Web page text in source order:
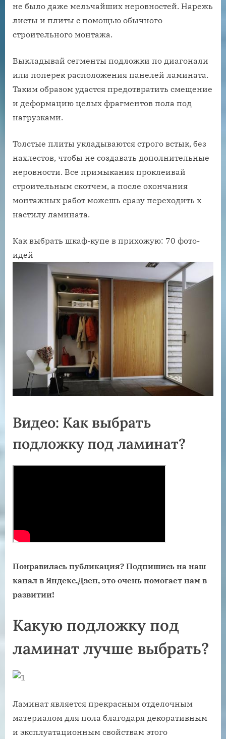
не было даже мельчайших неровностей. Нарежь
листы и плиты с помощью обычного
строительного монтажа.
Выкладывай сегменты подложки по диагонали
или поперек расположения панелей ламината.
Таким образом удастся предотвратить смещение
и деформацию целых фрагментов пола под
нагрузками.
Толстые плиты укладываются строго встык, без
нахлестов, чтобы не создавать дополнительные
неровности. Все примыкания проклеивай
строительным скотчем, а после окончания
монтажных работ можешь сразу переходить к
настилу ламината.
Как выбрать шкаф-купе в прихожую: 70 фото-
идей
Видео: Как выбрать
подложку под ламинат?
Понравилась публикация? Подпишись на наш
канал в Яндекс.Дзен, это очень помогает нам в
развитии!
Какую подложку под
ламинат лучше выбрать?
Ламинат является прекрасным отделочным
материалом для пола благодаря декоративным
и эксплуатационным свойствам этого